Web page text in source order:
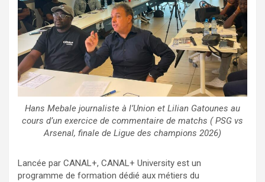
Hans Mebale journaliste à l’Union et Lilian Gatounes au
cours d’un exercice de commentaire de matchs ( PSG vs
Arsenal, finale de Ligue des champions 2026)
Lancée par CANAL+, CANAL+ University est un
programme de formation dédié aux métiers du